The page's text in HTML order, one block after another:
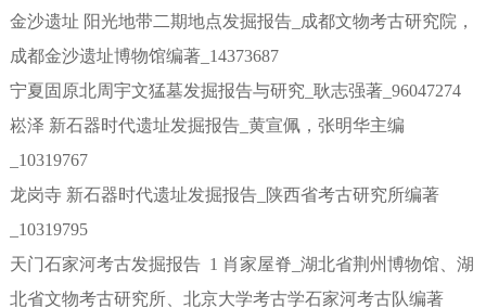
金沙遗址 阳光地带二期地点发掘报告_成都文物考古研究院，
成都金沙遗址博物馆编著_14373687
宁夏固原北周宇文猛墓发掘报告与研究_耿志强著_96047274
崧泽 新石器时代遗址发掘报告_黄宣佩，张明华主编
_10319767
龙岗寺 新石器时代遗址发掘报告_陕西省考古研究所编著
_10319795
天门石家河考古发掘报告 1 肖家屋脊_湖北省荆州博物馆、湖
北省文物考古研究所、北京大学考古学石家河考古队编著